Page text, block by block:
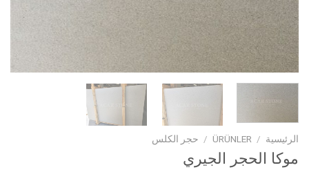
الرئيسية /
ÜRÜNLER
/ حجر الكلس
موكا الحجر الجيري